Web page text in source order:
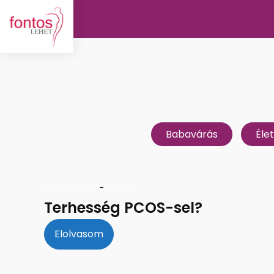
Babavárás
-
Terhesség PCOS-sel?
Elolvasom